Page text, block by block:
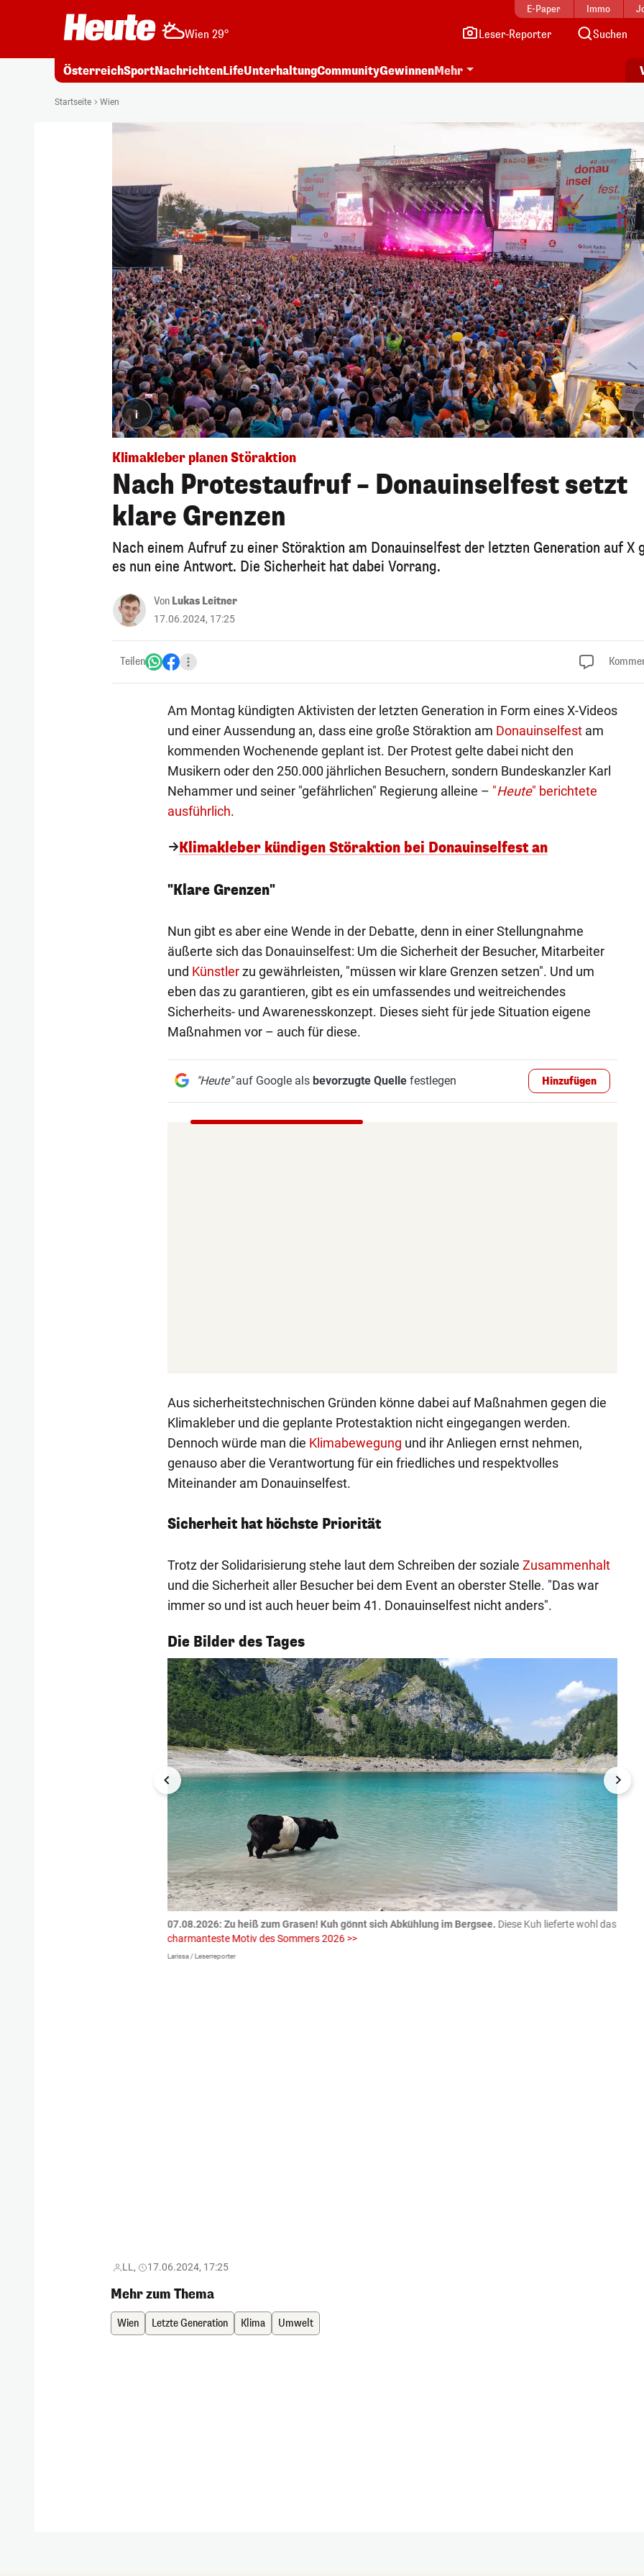
E-Paper Immo
Wien 29° Leser-Reporter Suchen
ÖsterreichSportNachrichtenLifeUnterhaltungCommunityGewinnenMehr
Startseite Wien
i
Klimakleber planen Störaktion
Nach Protestaufruf – Donauinselfest setzt
klare Grenzen
Nach einem Aufruf zu einer Störaktion am Donauinselfest der letzten Generation auf X
es nun eine Antwort. Die Sicherheit hat dabei Vorrang.
Von Lukas Leitner
17.06.2024, 17:25
Teilen
Am Montag kündigten Aktivisten der letzten Generation in Form eines X-Videos
und einer Aussendung an, dass eine große Störaktion am Donauinselfestam
kommenden Wochenende geplant ist. Der Protest gelte dabei nicht den
Musikern oder den 250.000 jährlichen Besuchern, sondern Bundeskanzler Karl
Nehammer und seiner "gefährlichen" Regierung alleine – "Heute" berichtete
ausführlich.
Klimakleber kündigen Störaktion bei Donauinselfest an
"Klare Grenzen"
Nun gibt es aber eine Wende in der Debatte, denn in einer Stellungnahme
äußerte sich das Donauinselfest: Um die Sicherheit der Besucher, Mitarbeiter
und Künstlerzu gewährleisten, "müssen wir klare Grenzen setzen". Und um
eben das zu garantieren, gibt es ein umfassendes und weitreichendes
Sicherheits- und Awarenesskonzept. Dieses sieht für jede Situation eigene
Maßnahmen vor – auch für diese.
"Heute"auf Google als bevorzugte Quellefestlegen Hinzufügen
Aus sicherheitstechnischen Gründen könne dabei auf Maßnahmen gegen die
Klimakleber und die geplante Protestaktion nicht eingegangen werden.
Dennoch würde man die Klimabewegung und ihr Anliegen ernst nehmen,
genauso aber die Verantwortung für ein friedliches und respektvolles
Miteinander am Donauinselfest.
Sicherheit hat höchste Priorität
Trotz der Solidarisierung stehe laut dem Schreiben der soziale Zusammenhalt
und die Sicherheit aller Besucher bei dem Event an oberster Stelle. "Das war
immer so und ist auch heuer beim 41. Donauinselfest nicht anders".
Die Bilder des Tages
1/55
07.08.2026: Zu heiß zum Grasen! Kuh gönnt sich Abkühlung im Bergsee. Diese Kuh lieferte wohl das
charmanteste Motiv des Sommers 2026 >>
Larissa / Leserreporter
LL, 17.06.2024, 17:25
Mehr zum Thema
Wien Letzte Generation Klima Umwelt